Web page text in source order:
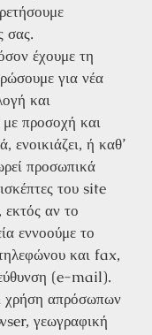
σας.
έχουμε τη
για νέα
και
με προσοχή και
ενοικιάζει, ή καθ’
προσωπικά
του site
εκτός αν το
εννοούμε το
και fax,
(e-mail).
χρήση απρόσωπων
γεωγραφική